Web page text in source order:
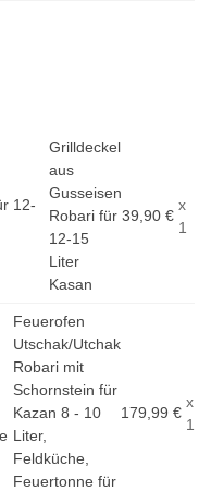
Grilldeckel
aus
Gusseisen
Robari für
12-15
Liter
Kasan
39,90 €
x
1
Feuerofen
Utschak/Utchak
Robari mit
Schornstein für
Kazan 8 - 10
Liter,
Feldküche,
Feuertonne für
179,99 €
x
1